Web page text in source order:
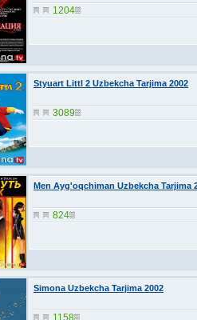
1204
Styuart Littl 2 Uzbekcha Tarjima 2002
3089
Men Ayg'oqchiman Uzbekcha Tarjima
824
Simona Uzbekcha Tarjima 2002
1158